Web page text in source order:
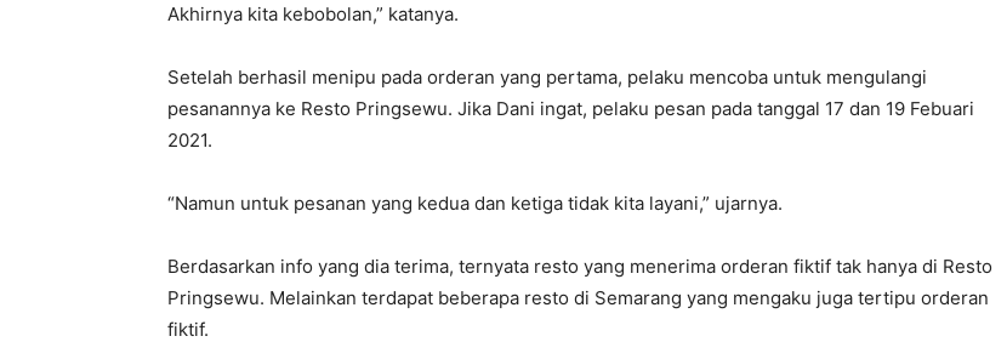
Akhirnya kita kebobolan,” katanya.
Setelah berhasil menipu pada orderan yang pertama, pelaku mencoba untuk mengulangi
pesanannya ke Resto Pringsewu. Jika Dani ingat, pelaku pesan pada tanggal 17 dan 19 Febuari
2021.
“Namun untuk pesanan yang kedua dan ketiga tidak kita layani,” ujarnya.
Berdasarkan info yang dia terima, ternyata resto yang menerima orderan fiktif tak hanya di Resto
Pringsewu. Melainkan terdapat beberapa resto di Semarang yang mengaku juga tertipu orderan
fiktif.